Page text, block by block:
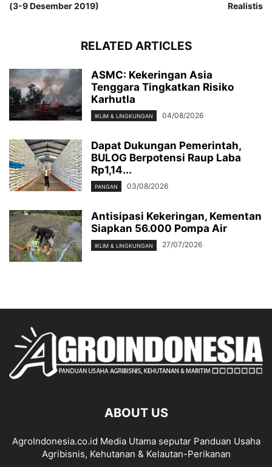
(3-9 Desember 2019)
Realistis
RELATED ARTICLES
ASMC: Kekeringan Asia
Tenggara Tingkatkan Risiko
Karhutla
IKLIM & LINGKUNGAN 04/08/2026
Dapat Dukungan Pemerintah,
BULOG Berpotensi Raup Laba
Rp1,14...
PANGAN 03/08/2026
Antisipasi Kekeringan, Kementan
Siapkan 56.000 Pompa Air
IKLIM & LINGKUNGAN 27/07/2026
ABOUT US
AgroIndonesia.co.id Media Utama seputar Panduan Usaha
Agribisnis, Kehutanan & Kelautan-Perikanan